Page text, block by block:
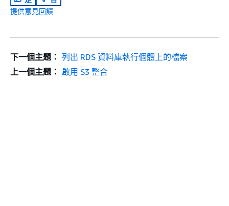
提供意見回饋
下一個主題： 列出 RDS 資料庫執行個體上的檔案
上一個主題： 啟用 S3 整合